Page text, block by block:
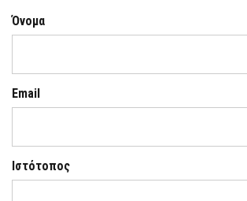
Όνομα
Email
Ιστότοπος